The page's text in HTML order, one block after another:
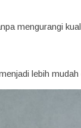
mengurangi
lebih mudah